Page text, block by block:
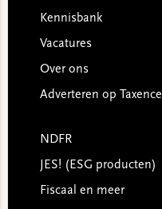
Kennisbank
Vacatures
Over ons
Adverteren op Taxence
NDFR
JES! (ESG producten)
Fiscaal en meer